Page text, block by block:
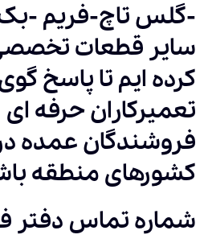
-گلس تاچ-فریم -
سایر قطعات تخصصی
کرده ایم تا پاسخ
تعمیرکاران حرفه
فروشندگان عمده
کشورهای منطقه
شماره تماس